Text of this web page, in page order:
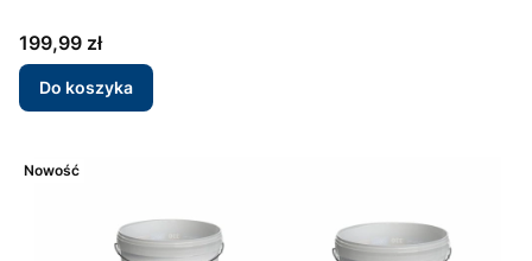
Cena
199,99 zł
Do koszyka
Nowość